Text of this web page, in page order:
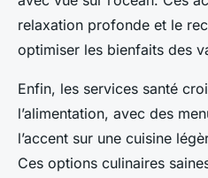
relaxation profonde et le
optimiser les bienfaits des
Enfin, les services santé
l’alimentation, avec des
l’accent sur une cuisine
Ces options culinaires